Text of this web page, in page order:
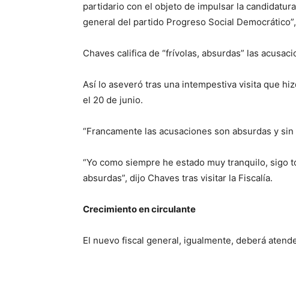
partidario con el objeto de impulsar la
general del partido Progreso Social
Chaves califica de “frívolas, absurdas” las
Así lo aseveró tras una intempestiva visita que
el 20 de junio.
“Francamente las acusaciones son absurdas y
“Yo como siempre he estado muy tranquilo,
absurdas”, dijo Chaves tras visitar la Fiscalía.
Crecimiento en circulante
El nuevo fiscal general, igualmente, deberá